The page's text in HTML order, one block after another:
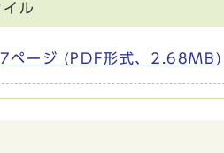
ル
ページ (PDF形式、2.68MB)